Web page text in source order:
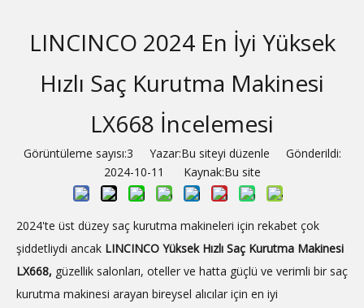
LINCINCO 2024 En İyi Yüksek
Hızlı Saç Kurutma Makinesi
LX668 İncelemesi
Görüntüleme sayısı:3 Yazar:Bu siteyi düzenle Gönderildi:
2024-10-11 Kaynak:Bu site
2024'te üst düzey saç kurutma makineleri için rekabet çok
şiddetliydi ancak LINCINCO Yüksek Hızlı Saç Kurutma Makinesi
LX668, güzellik salonları, oteller ve hatta güçlü ve verimli bir saç
kurutma makinesi arayan bireysel alıcılar için en iyi